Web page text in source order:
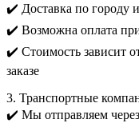
✔️ Доставка по городу
✔️ Возможна оплата
✔️ Стоимость зависит
заказе
3. Транспортные
✔️ Мы отправляем